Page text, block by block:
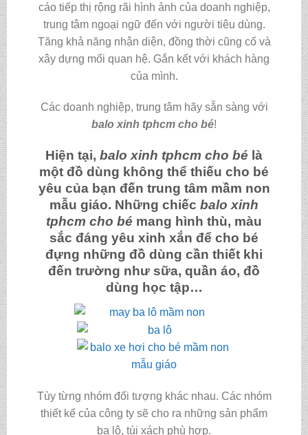
cáo tiếp thị rộng rãi hình ảnh của doanh nghiệp,
trung tâm ngoại ngữ đến với người tiêu dùng.
Tăng khả năng nhận diện, đồng thời cũng cố và
xây dựng mối quan hệ. Gắn kết với khách hàng
của mình.
Các doanh nghiệp, trung tâm hãy sẵn sàng với
balo xinh tphcm cho bé!
Hiện tại, balo xinh tphcm cho bé là
một đồ dùng không thể thiếu cho bé
yêu của bạn đến trung tâm mầm non
mẫu giáo. Những chiếc balo xinh
tphcm cho bé mang hình thù, màu
sắc đáng yêu xinh xắn để cho bé
đựng những đồ dùng cần thiết khi
đến trường như sữa, quần áo, đồ
dùng học tập…
Tùy từng nhóm đối tượng khác nhau. Các nhóm
thiết kế của công ty sẽ cho ra những sản phẩm
ba lô, túi xách phù hợp.